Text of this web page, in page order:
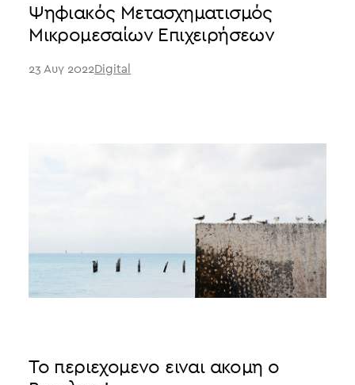
Ψηφιακός Μετασχηματισμός
Μικρομεσαίων Επιχειρήσεων
23 Αυγ 2022 Digital
Το περιεχομενο ειναι ακομη ο